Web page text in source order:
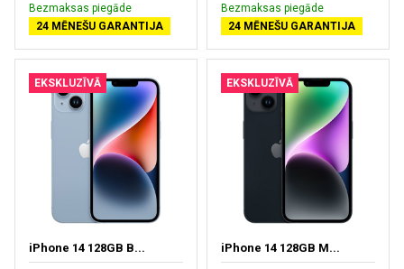
Bezmaksas piegāde
24 MĒNEŠU GARANTIJA
Bezmaksas piegāde
24 MĒNEŠU GARANTIJA
EKSKLUZĪVĀ
iPhone 14 128GB B...
EKSKLUZĪVĀ
iPhone 14 128GB M...